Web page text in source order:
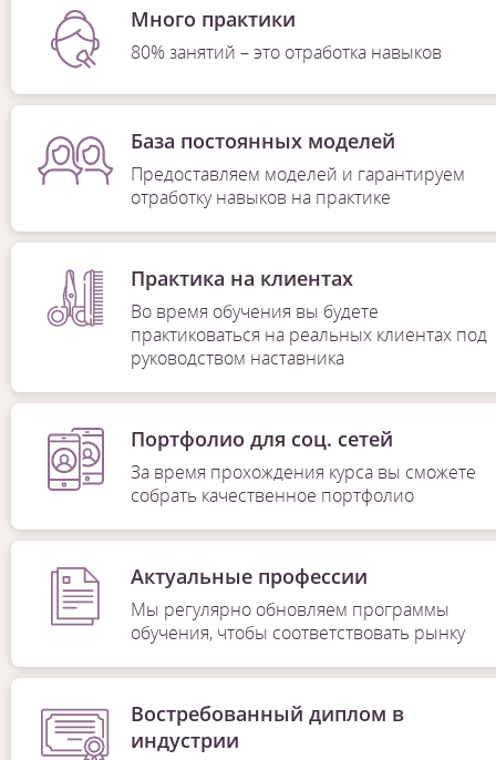
Много практики
80% занятий – это отработка навыков
База постоянных моделей
Предоставляем моделей и гарантируем
отработку навыков на практике
Практика на клиентах
Во время обучения вы будете
практиковаться на реальных клиентах под
руководством наставника
Портфолио для соц. сетей
За время прохождения курса вы сможете
собрать качественное портфолио
Актуальные профессии
Мы регулярно обновляем программы
обучения, чтобы соответствовать рынку
Востребованный диплом в
индустрии